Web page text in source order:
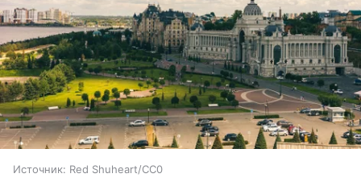
Источник: Red Shuheart/CC0